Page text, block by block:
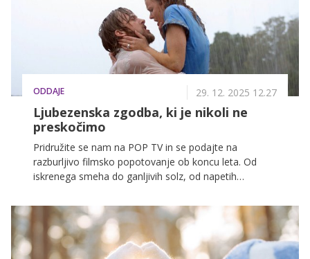
ODDAJE 29. 12. 2025 12.27
Ljubezenska zgodba, ki je nikoli ne
preskočimo
Pridružite se nam na POP TV in se podajte na
razburljivo filmsko popotovanje ob koncu leta. Od
iskrenega smeha do ganljivih solz, od napetih
skrbno izbran filmski program je popolna družba za
dolge zimske večere.